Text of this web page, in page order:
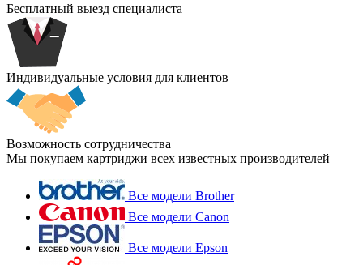
Бесплатный выезд специалиста
Индивидуальные условия для клиентов
Возможность сотрудничества
Мы покупаем картриджи всех известных производителей
Все модели Brother
Все модели Canon
Все модели Epson